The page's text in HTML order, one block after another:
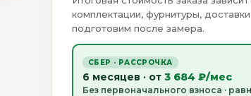
комплектации, фурнитуры,
подготовим после замера.
СБЕР · РАССРОЧКА
6 месяцев · от3 684 ₽/мес
Без первоначального взноса ·